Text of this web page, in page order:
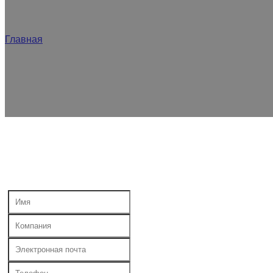
Главная